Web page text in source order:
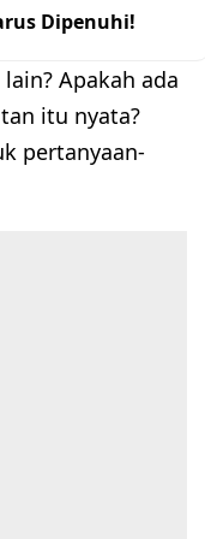
Dipenuhi!
Apakah ada
itu nyata?
pertanyaan-